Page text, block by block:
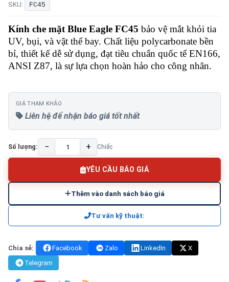
SKU: FC45
Kính che mặt Blue Eagle FC45 bảo vệ mắt khỏi tia
UV, bụi, và vật thể bay. Chất liệu polycarbonate bền
bỉ, thiết kế dễ sử dụng, đạt tiêu chuẩn quốc tế EN166,
ANSI Z87, là sự lựa chọn hoàn hảo cho công nhân.
GIÁ THAM KHẢO
Liên hệ để nhận báo giá tốt nhất
Số lượng: − + Chiếc
YÊU CẦU BÁO GIÁ
Thêm vào danh sách báo giá
Tư vấn kỹ thuật:
Chia sẻ: Facebook Zalo LinkedIn
X
Telegram